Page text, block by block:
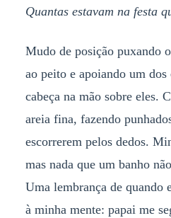
Quantas estavam na festa
Mudo de posição puxando
ao peito e apoiando um
cabeça na mão sobre eles.
areia fina, fazendo
escorrerem pelos dedos.
mas nada que um banho
Uma lembrança de quando
à minha mente: papai me